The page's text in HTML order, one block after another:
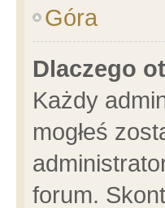
Góra
Dlaczego
Każdy
mogłeś
forum.